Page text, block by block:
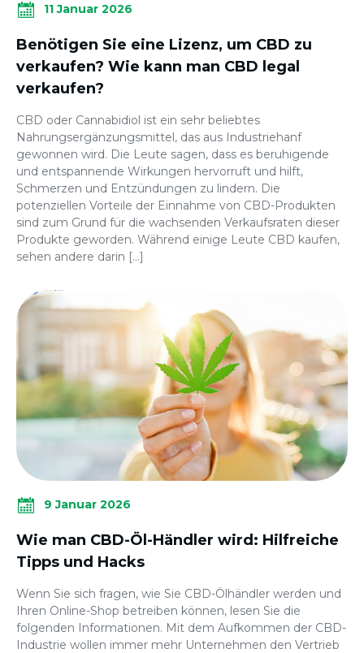
11 Januar 2026
Benötigen Sie eine Lizenz, um CBD zu
verkaufen? Wie kann man CBD legal
verkaufen?
CBD oder Cannabidiol ist ein sehr beliebtes
Nahrungsergänzungsmittel, das aus Industriehanf
gewonnen wird. Die Leute sagen, dass es beruhigende
und entspannende Wirkungen hervorruft und hilft,
Schmerzen und Entzündungen zu lindern. Die
potenziellen Vorteile der Einnahme von CBD-Produkten
sind zum Grund für die wachsenden Verkaufsraten dieser
Produkte geworden. Während einige Leute CBD kaufen,
sehen andere darin […]
9 Januar 2026
Wie man CBD-Öl-Händler wird: Hilfreiche
Tipps und Hacks
Wenn Sie sich fragen, wie Sie CBD-Ölhändler werden und
Ihren Online-Shop betreiben können, lesen Sie die
folgenden Informationen. Mit dem Aufkommen der CBD-
Industrie wollen immer mehr Unternehmen den Vertrieb